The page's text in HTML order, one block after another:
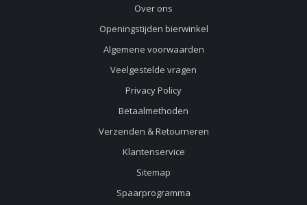
Over ons
Openingstijden bierwinkel
Algemene voorwaarden
Veelgestelde vragen
Privacy Policy
Betaalmethoden
Verzenden & Retourneren
Klantenservice
Sitemap
Spaarprogramma